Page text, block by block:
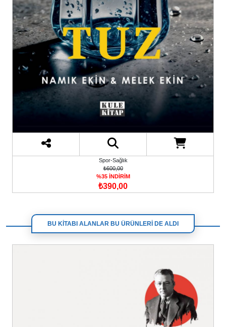
Spor-Sağlık
₺600,00
%35 İNDİRİM
₺390,00
BU KİTABI ALANLAR BU ÜRÜNLERİ DE ALDI